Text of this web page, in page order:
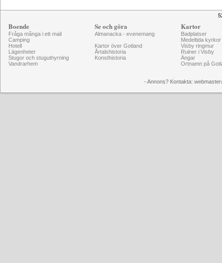
Boende
Fråga många i ett mail
Camping
Hotell
Lägenheter
Stugor och stuguthyrning
Vandrarhem
Se och göra
Almanacka - evenemang
Kartor över Gotland
Årtalshistoria
Konsthistoria
Kartor
Badplatser
Medeltida kyrkor
Visby ringmur
Ruiner i Visby
Ängar
Ortnamn på
- Annons? Kontakta: